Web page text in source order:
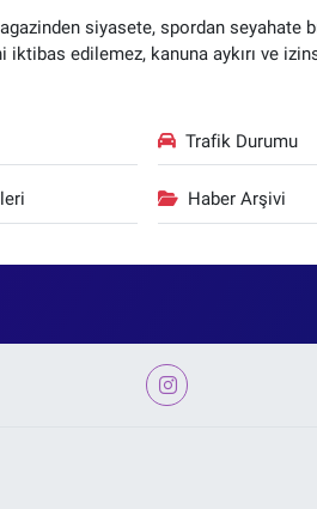
siyasete, spordan
edilemez, kanuna aykırı ve
Trafik Durumu
Haber Arşivi